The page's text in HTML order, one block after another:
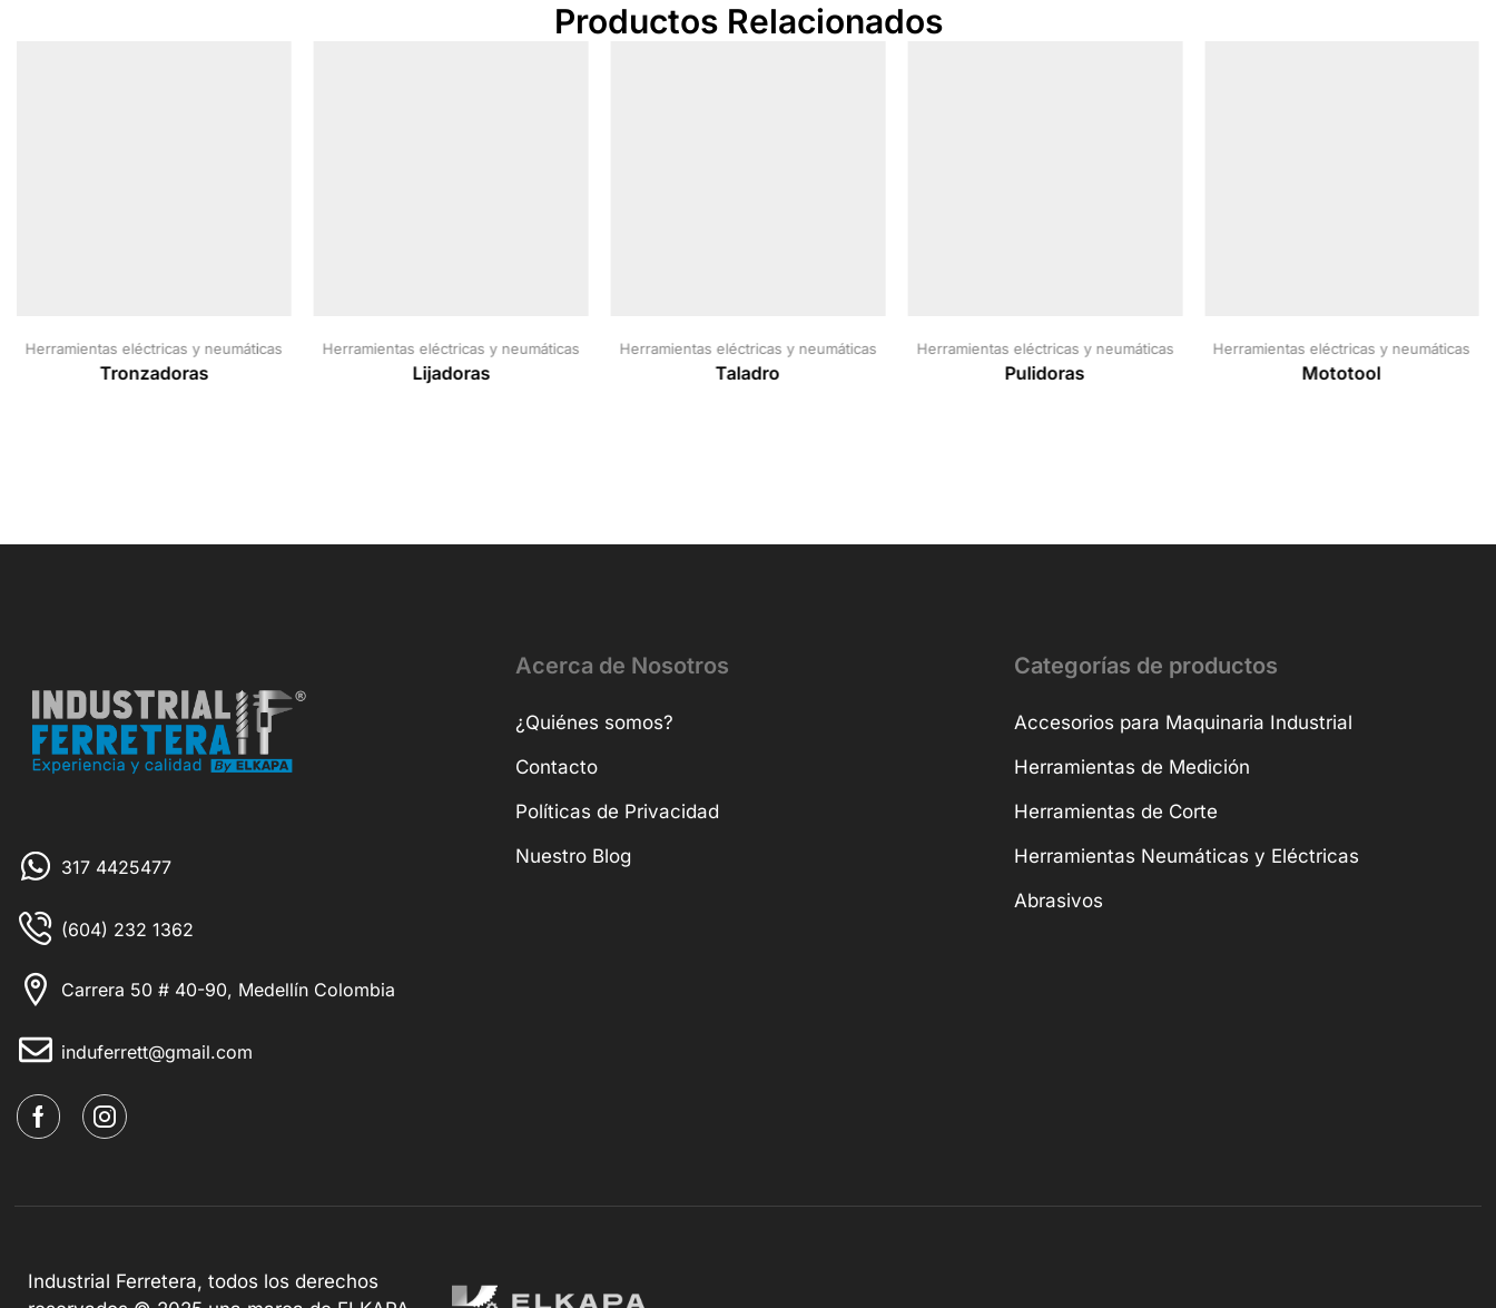
Productos Relacionados
Herramientas eléctricas y neumáticas
Tronzadoras
Herramientas eléctricas y neumáticas
Lijadoras
Herramientas eléctricas y neumáticas
Taladro
Herramientas eléctricas y neumáticas
Pulidoras
Herramientas eléctricas y neumáticas
Mototool
317 4425477
(604) 232 1362
Carrera 50 # 40-90, Medellín Colombia
induferrett@gmail.com
Acerca de Nosotros
¿Quiénes somos?
Contacto
Políticas de Privacidad
Nuestro Blog
Categorías de productos
Accesorios para Maquinaria Industrial
Herramientas de Medición
Herramientas de Corte
Herramientas Neumáticas y Eléctricas
Abrasivos
Industrial Ferretera, todos los derechos